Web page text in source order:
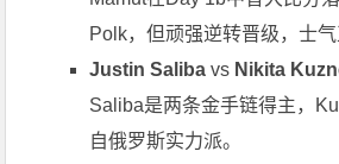
Polk，但顽强逆转晋级，士气
Justin Saliba vs Nikita
Saliba是两条金手链得主，
自俄罗斯实力派。